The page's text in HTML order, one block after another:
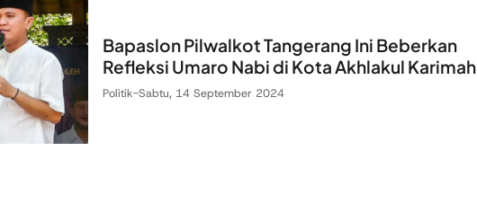
Bapaslon Pilwalkot Tangerang Ini Beberkan
Refleksi Umaro Nabi di Kota Akhlakul Karimah
Politik-Sabtu, 14 September 2024